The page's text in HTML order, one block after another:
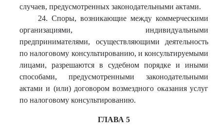
случаев, предусмотренных законодательными актами.
24. Споры, возникающие между коммерческими
организациями, индивидуальными
предпринимателями, осуществляющими деятельность
по налоговому консультированию, и консультируемыми
лицами, разрешаются в судебном порядке и иными
способами, предусмотренными законодательными
актами и (или) договором возмездного оказания услуг
по налоговому консультированию.
ГЛАВА 5